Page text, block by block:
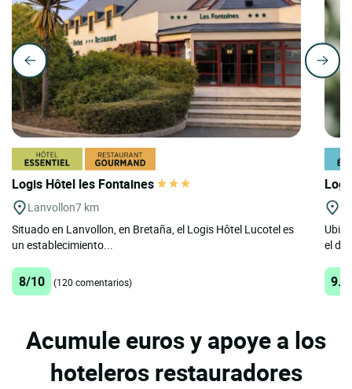
Logis Hôtel les Fontaines
Lanvollon7 km
Situado en Lanvollon, en Bretaña, el Logis Hôtel Lucotel es
un establecimiento...
8/10 (120 comentarios)
el
Acumule euros y apoye a los
hoteleros restauradores